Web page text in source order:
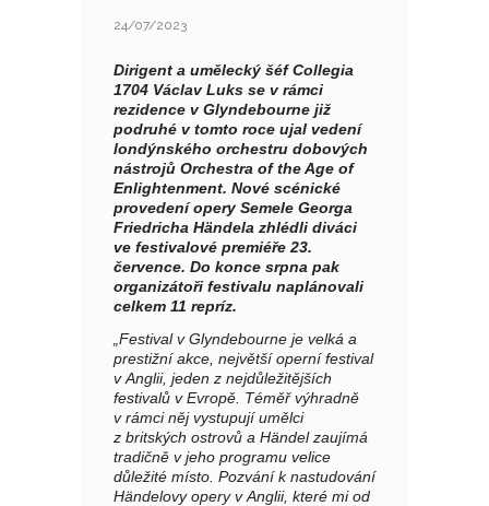
24/07/2023
Dirigent a umělecký šéf Collegia
1704 Václav Luks se v rámci
rezidence v Glyndebourne již
podruhé v tomto roce ujal vedení
londýnského orchestru dobových
nástrojů Orchestra of the Age of
Enlightenment. Nové scénické
provedení opery Semele Georga
Friedricha Händela zhlédli diváci
ve festivalové premiéře 23.
července. Do konce srpna pak
organizátoři festivalu naplánovali
celkem 11 repríz.
„Festival v Glyndebourne je velká a
prestižní akce, největší operní festival
v Anglii, jeden z nejdůležitějších
festivalů v Evropě. Téměř výhradně
v rámci něj vystupují umělci
z britských ostrovů a Händel zaujímá
tradičně v jeho programu velice
důležité místo. Pozvání k nastudování
Händelovy opery v Anglii, které mi od